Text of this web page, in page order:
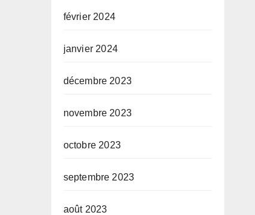
février 2024
janvier 2024
décembre 2023
novembre 2023
octobre 2023
septembre 2023
août 2023